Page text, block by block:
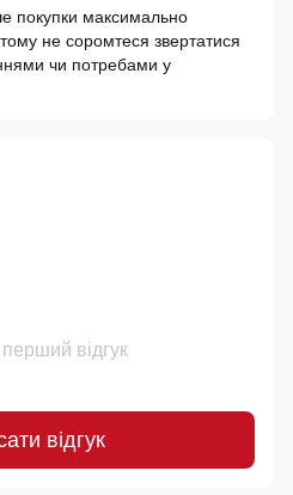
покупки максимально
не соромтеся звертатися
чи потребами у
відгук
відгук